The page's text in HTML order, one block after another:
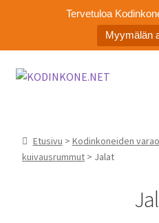
Tervetuloa
Myymälän
Siirry
Siirry
Ota yhteyttä
Etusivu > Kodinkoneiden
kuivausrummut > Jalat